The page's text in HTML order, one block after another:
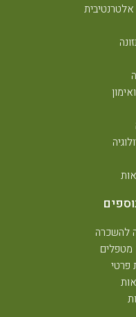
להשכרה
מטפלים
פרטי